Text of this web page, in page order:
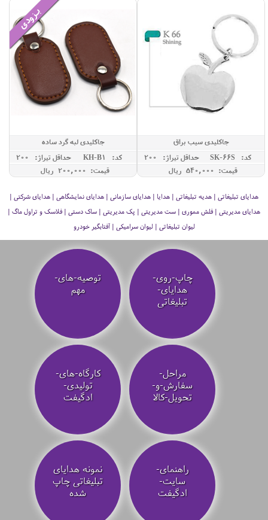
جاکلیدی سیب براق
کد: SK-66S
حداقل تيراژ: 200
قیمت: 540,000 ريال
جاکلیدی لبه گرد ساده
کد: KH-B1
حداقل تيراژ: 200
قیمت: 200,000 ريال
هدایای تبلیغاتی | هدیه تبلیغاتی | هدایا | هدایای سازمانی | هدایای نمایشگاهی | هدایای شرکتی |
هدایای مدیریتی | فلش مموری | ست مدیریتی | پک مدیریتی | ساک دستی | فلاسک و تراول ماگ |
لیوان تبلیغاتی | لیوان سرامیکی | آفتابگیر خودرو
چاپ-روی-
هدایای-
تبلیغاتی
توصیه‌-های-
مهم
مراحل-
سفارش-و-
تحویل-کالا
کارگاه-های-
تولیدی-
ادگیفت
راهنمای-
سایت-
ادگیفت
نمونه هدایای
تبلیغاتی چاپ
شده